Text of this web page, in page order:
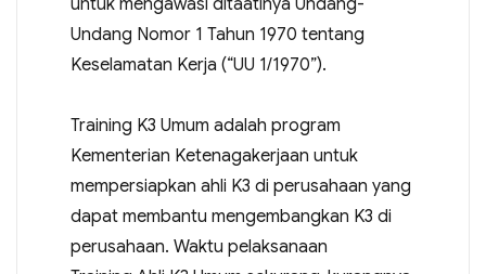
Undang Nomor 1 Tahun 1970 tentang
Keselamatan Kerja (“UU 1/1970”).
Training K3 Umum adalah program
Kementerian Ketenagakerjaan untuk
mempersiapkan ahli K3 di perusahaan yang
dapat membantu mengembangkan K3 di
perusahaan. Waktu pelaksanaan